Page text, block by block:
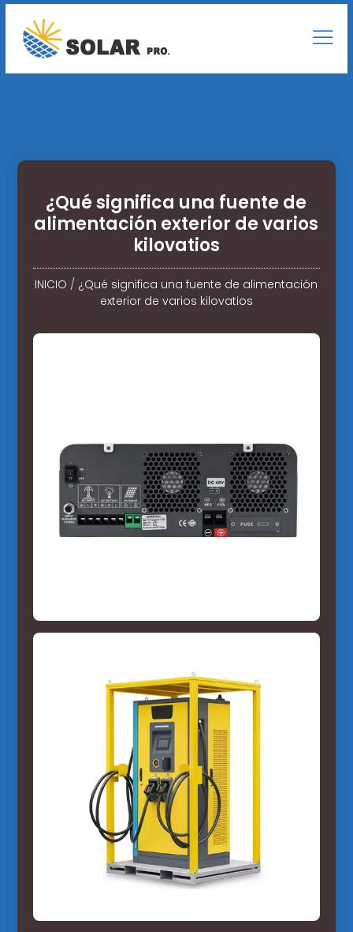
¿Qué significa una fuente de
alimentación exterior de varios
kilovatios
INICIO / ¿Qué significa una fuente de alimentación
exterior de varios kilovatios